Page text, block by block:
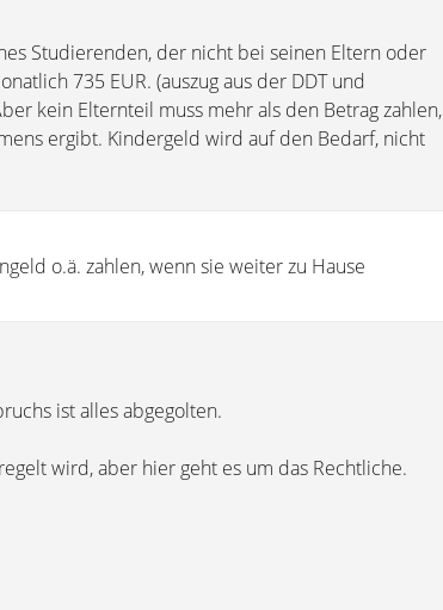
Studierenden, der nicht bei seinen Eltern oder
735 EUR. (auszug aus der DDT und
kein Elternteil muss mehr als den Betrag zahlen,
ergibt. Kindergeld wird auf den Bedarf, nicht
o.ä. zahlen, wenn sie weiter zu Hause
ist alles abgegolten.
wird, aber hier geht es um das Rechtliche.